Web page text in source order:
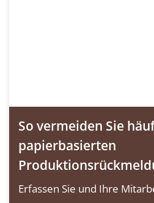
So vermeiden Sie
papierbasierten
Erfassen Sie und Ihre